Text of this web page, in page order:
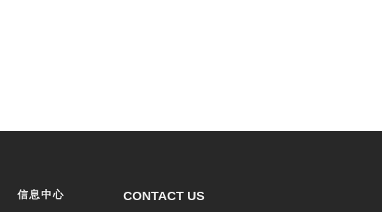
信息中心 CONTACT US